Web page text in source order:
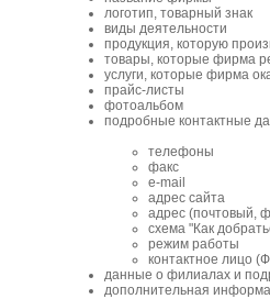
логотип, товарный знак
виды деятельности
продукция, которую
товары, которые фирма
услуги, которые фирма
прайс-листы
фотоальбом
подробные контактные
телефоны
факс
e-mail
адрес сайта
адрес (почтовый,
схема "Как
режим работы
контактное лицо
данные о филиалах и
дополнительная